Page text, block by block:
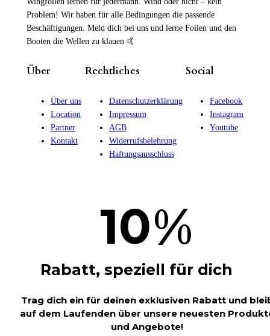
Problem! Wir haben für alle Bedingungen die passende
Beschäftigungen. Meld dich bei uns und lerne Foilen und den
Booten die Wellen zu klauen 🤙
Über
Über uns
Location
Partner
Kontakt
Rechtliches
Datenschutzerklärung
Impressum
AGB
Widerrufsbelehrung
Haftungsausschluss
Social
Facebook
Instagram
Youtube
10%
Rabatt, speziell für dich
Trag dich ein für deinen exklusiven Rabatt und
auf dem Laufenden über unsere neuesten
und Angebote!